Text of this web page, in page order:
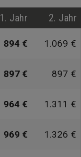
1. Jahr
2. Jahr
894 € 1.069 €
897 € 897 €
964 € 1.311 €
969 € 1.326 €